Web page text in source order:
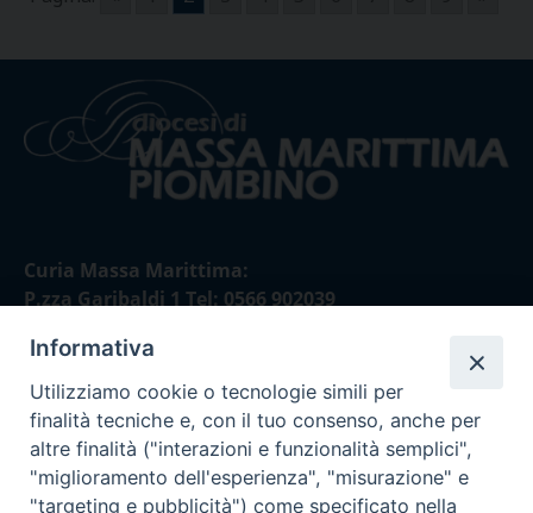
Curia Massa Marittima:
P.zza Garibaldi 1 Tel: 0566 902039
Curia Piombino:
Via Don Minzoni,58/A Tel e Fax: 0565 32036
E-mail:
curia@diocesimassamarittima.it
Informativa
Utilizziamo cookie o tecnologie simili per
finalità tecniche e, con il tuo consenso, anche per
altre finalità ("interazioni e funzionalità semplici",
"miglioramento dell'esperienza", "misurazione" e
"targeting e pubblicità") come specificato nella